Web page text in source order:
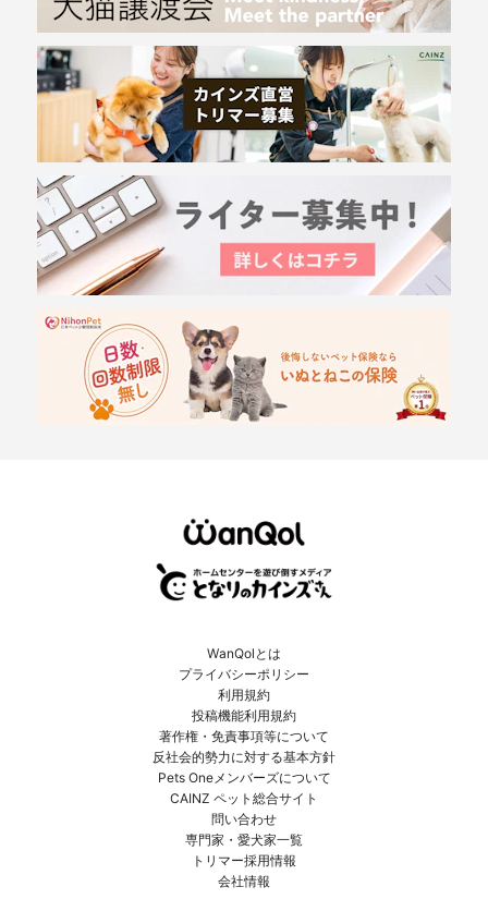
WanQolとは
プライバシーポリシー
利用規約
投稿機能利用規約
著作権・免責事項等について
反社会的勢力に対する基本方針
Pets Oneメンバーズについて
CAINZ ペット総合サイト
問い合わせ
専門家・愛犬家一覧
トリマー採用情報
会社情報